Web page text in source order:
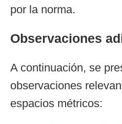
por la norma.
Observaciones
A continuación, se
observaciones
espacios métricos: